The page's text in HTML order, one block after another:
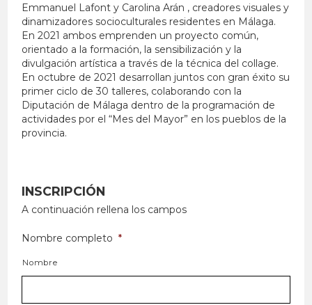
Emmanuel Lafont y Carolina Arán , creadores visuales y
dinamizadores socioculturales residentes en Málaga.
En 2021 ambos emprenden un proyecto común,
orientado a la formación, la sensibilización y la
divulgación artística a través de la técnica del collage.
En octubre de 2021 desarrollan juntos con gran éxito su
primer ciclo de 30 talleres, colaborando con la
Diputación de Málaga dentro de la programación de
actividades por el “Mes del Mayor” en los pueblos de la
provincia.
INSCRIPCIÓN
A continuación rellena los campos
Nombre completo *
Nombre